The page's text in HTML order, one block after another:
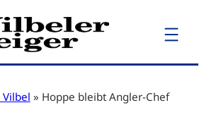
Vilbel » Hoppe bleibt Angler-Chef